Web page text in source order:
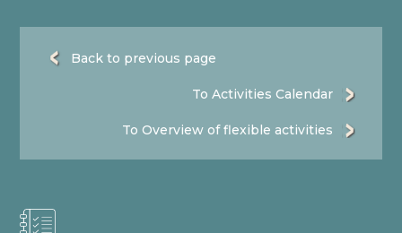
Back to previous page
To Activities Calendar
To Overview of flexible activities